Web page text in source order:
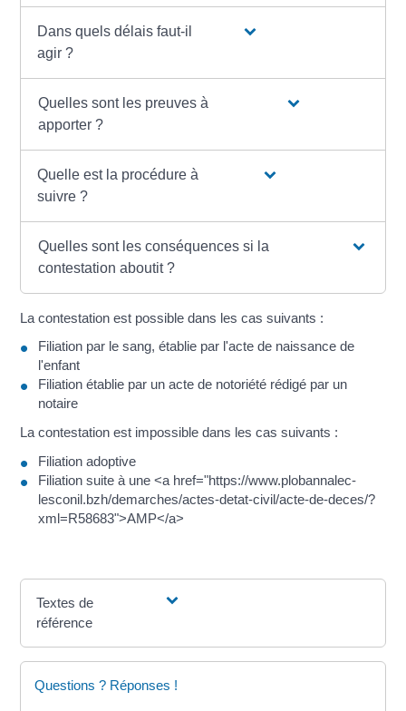
Dans quels délais faut-il
agir ?
Quelles sont les preuves à
apporter ?
Quelle est la procédure à
suivre ?
Quelles sont les conséquences si la
contestation aboutit ?
La contestation est possible dans les cas suivants :
Filiation par le sang, établie par l'acte de naissance de
l'enfant
Filiation établie par un acte de notoriété rédigé par un
notaire
La contestation est impossible dans les cas suivants :
Filiation adoptive
Filiation suite à une <a href="https://www.plobannalec-
lesconil.bzh/demarches/actes-detat-civil/acte-de-deces/?
xml=R58683">AMP</a>
Textes de
référence
Questions ? Réponses !